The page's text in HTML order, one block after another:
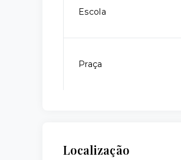
Escola
Praça
Localização